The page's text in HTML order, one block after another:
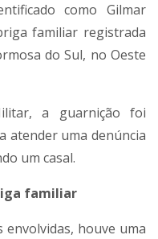
como Gilmar
familiar registrada
do Sul, no Oeste
a guarnição foi
atender uma denúncia
um casal.
familiar
houve uma